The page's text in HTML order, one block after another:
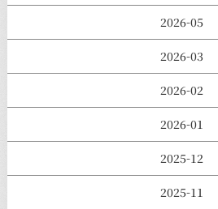
2026-05
2026-03
2026-02
2026-01
2025-12
2025-11